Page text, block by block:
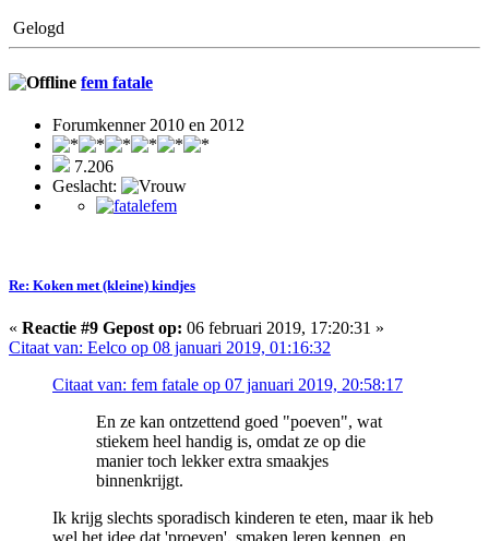
Gelogd
fem fatale
Forumkenner 2010 en 2012
7.206
Geslacht:
Re: Koken met (kleine) kindjes
« Reactie #9 Gepost op: 06 februari 2019, 17:20:31 »
Citaat van: Eelco op 08 januari 2019, 01:16:32
Citaat van: fem fatale op 07 januari 2019, 20:58:17
En ze kan ontzettend goed "poeven", wat
stiekem heel handig is, omdat ze op die
manier toch lekker extra smaakjes
binnenkrijgt.
Ik krijg slechts sporadisch kinderen te eten, maar ik heb